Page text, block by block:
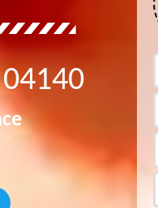
04140